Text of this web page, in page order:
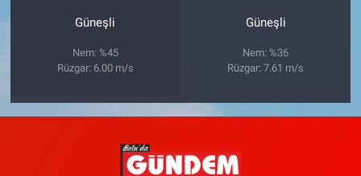
Güneşli
Nem: %45
Rüzgar: 6.00 m/s
Güneşli
Nem: %36
Rüzgar: 7.61 m/s